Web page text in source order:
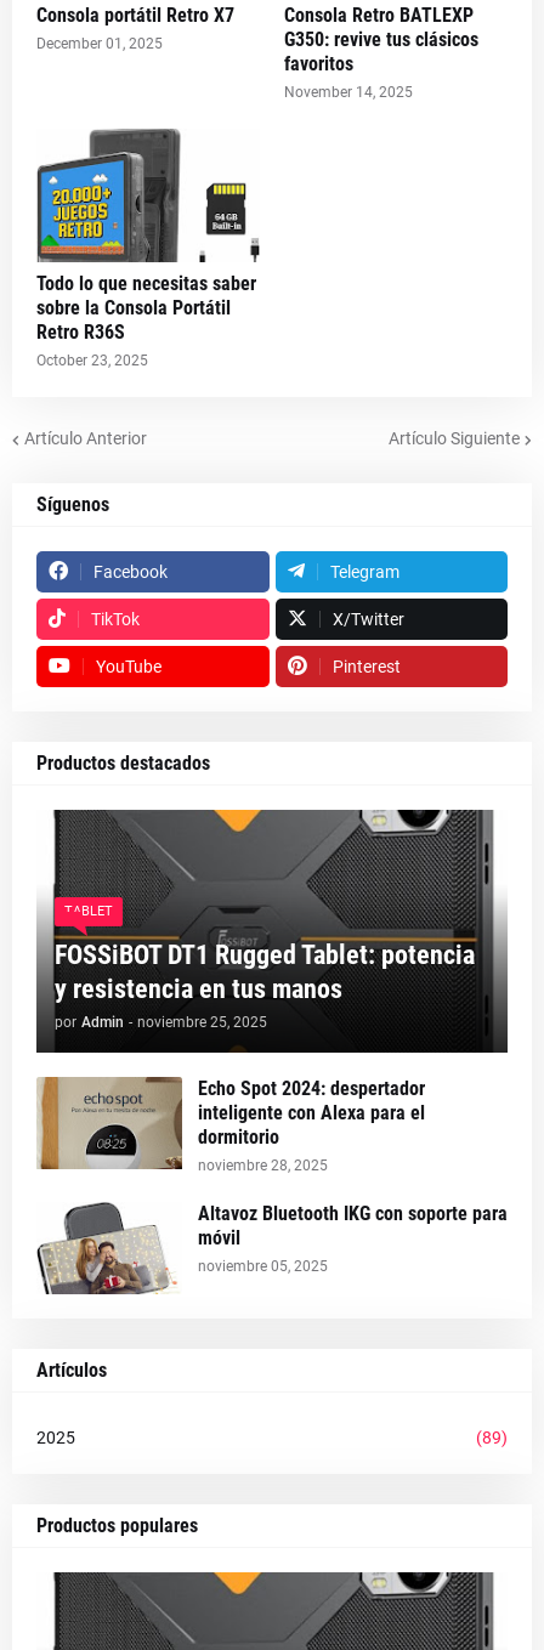
Consola portátil Retro X7
December 01, 2025
Consola Retro BATLEXP
G350: revive tus clásicos
favoritos
November 14, 2025
Todo lo que necesitas saber
sobre la Consola Portátil
Retro R36S
October 23, 2025
Artículo Anterior Artículo Siguiente
Síguenos
Facebook Telegram
TikTok X/Twitter
YouTube Pinterest
Productos destacados
TABLET
FOSSiBOT DT1 Rugged Tablet: potencia
y resistencia en tus manos
por Admin - noviembre 25, 2025
Echo Spot 2024: despertador
inteligente con Alexa para el
dormitorio
noviembre 28, 2025
Altavoz Bluetooth IKG con soporte para
móvil
noviembre 05, 2025
Artículos
2025 (89)
Productos populares